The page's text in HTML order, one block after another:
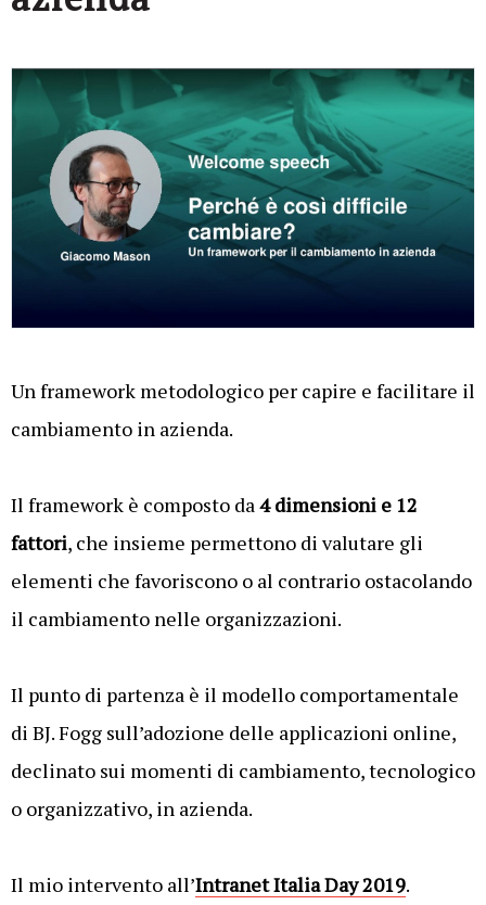
Un framework metodologico per capire e facilitare il
cambiamento in azienda.
Il framework è composto da4 dimensioni e 12
fattori, che insieme permettono di valutare gli
elementi che favoriscono o al contrario ostacolando
il cambiamento nelle organizzazioni.
Il punto di partenza è il modello comportamentale
di BJ. Fogg sull’adozione delle applicazioni online,
declinato sui momenti di cambiamento, tecnologico
o organizzativo, in azienda.
Il mio intervento all’Intranet Italia Day 2019.